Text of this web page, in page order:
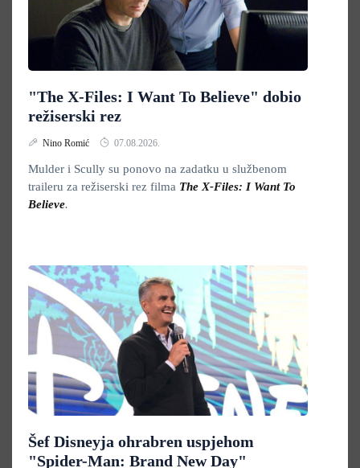
"The X-Files: I Want To Believe" dobio
režiserski rez
Nino Romić 07.08.2026.
Mulder i Scully su ponovo na zadatku u službenom
traileru za režiserski rez filma The X-Files: I Want To
Believe.
Šef Disneyja ohrabren uspjehom
"Spider-Man: Brand New Day"